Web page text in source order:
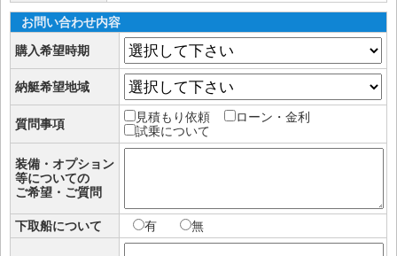
お問い合わせ内容
購入希望時期
納艇希望地域
質問事項 見積もり依頼
ローン・金利
試乗について
装備・オプション
等についての
ご希望・ご質問
下取船について 有 無